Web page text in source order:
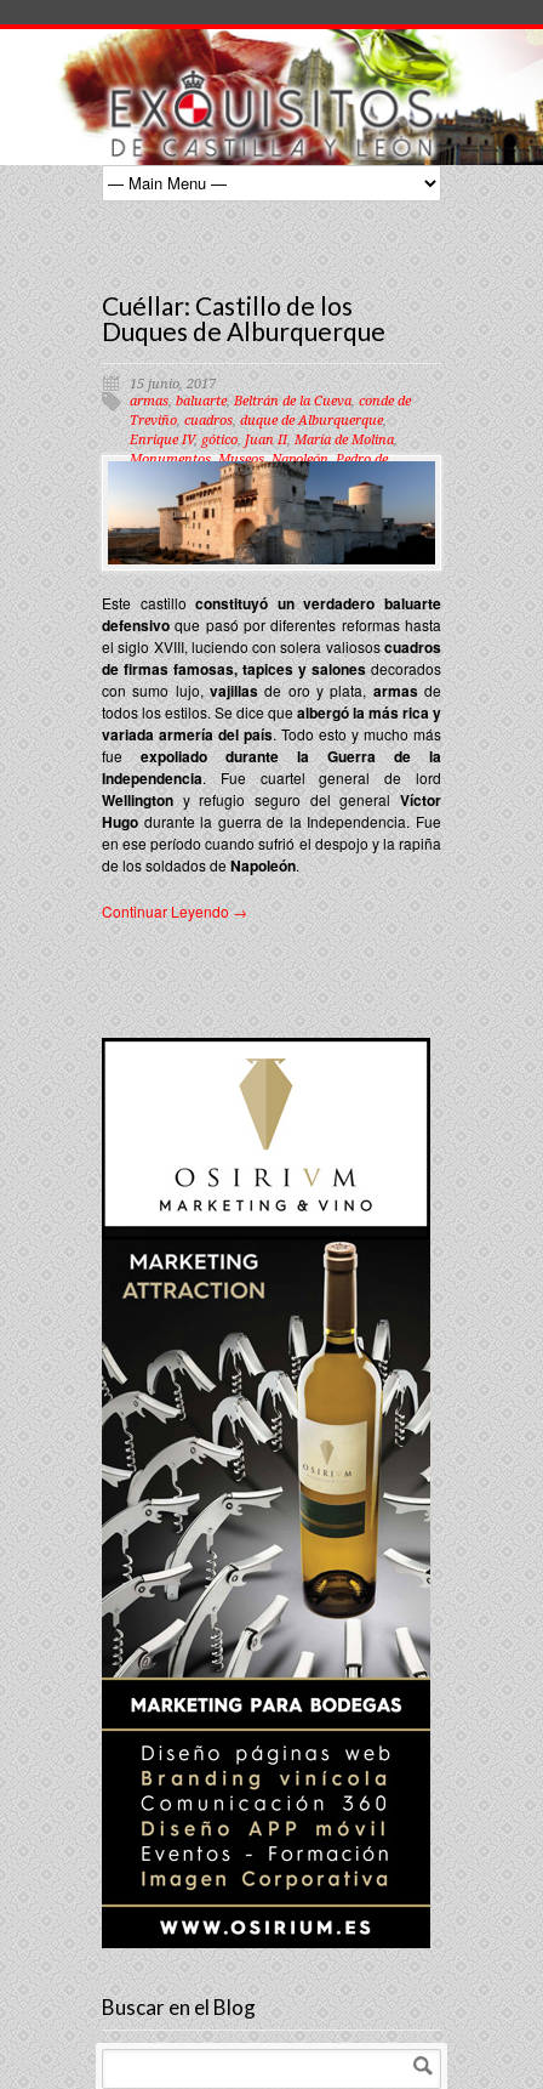
Cuéllar: Castillo de los
Duques de Alburquerque
15 junio, 2017
armas, baluarte, Beltrán de la Cueva, conde de
Treviño, cuadros, duque de Alburquerque,
Enrique IV, gótico, Juan II, María de Molina,
Monumentos,Museos,Napoleón,Pedro de
renacentista salones Segovia
tapices,Victor Hugo ,Wellington
Este castilloconstituyó un verdadero baluarte
defensivo que pasó por diferentes reformas hasta
el siglo XVIII, luciendo con solera valiososcuadros
de firmas famosas, tapices y salones decorados
con sumo lujo, vajillas de oro y plata, armasde
todos los estilos. Se dice quealbergó la más rica y
variada armería del país. Todo esto y mucho más
fue expoliado durante la Guerra de la
Independencia. Fue cuartel general de lord
Wellington y refugio seguro del general Víctor
Hugo durante la guerra de la Independencia. Fue
en ese período cuando sufrió el despojo y la rapiña
de los soldados de Napoleón.
Continuar Leyendo →
Buscar en el Blog